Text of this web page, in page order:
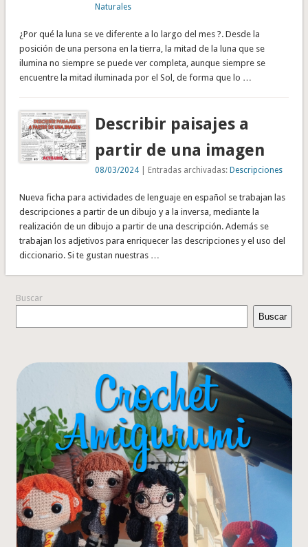
Naturales
¿Por qué la luna se ve diferente a lo largo del mes ?. Desde la
posición de una persona en la tierra, la mitad de la luna que se
ilumina no siempre se puede ver completa, aunque siempre se
encuentre la mitad iluminada por el Sol, de forma que lo …
Describir paisajes a
partir de una imagen
08/03/2024 | Entradas archivadas:Descripciones
Nueva ficha para actividades de lenguaje en español se trabajan las
descripciones a partir de un dibujo y a la inversa, mediante la
realización de un dibujo a partir de una descripción. Además se
trabajan los adjetivos para enriquecer las descripciones y el uso del
diccionario. Si te gustan nuestras …
Buscar
Buscar